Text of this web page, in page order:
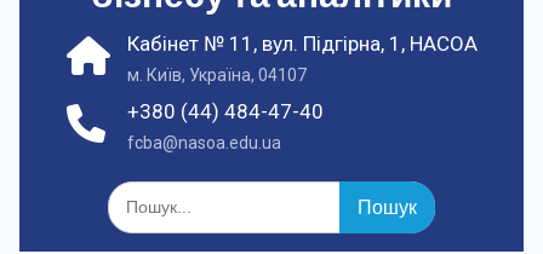
+380 (44) 484-47-40
fcba@nasoa.edu.ua
Кабінет № 11, вул. Підгірна, 1, НАСОА
м. Київ, Україна, 04107
Шукати: